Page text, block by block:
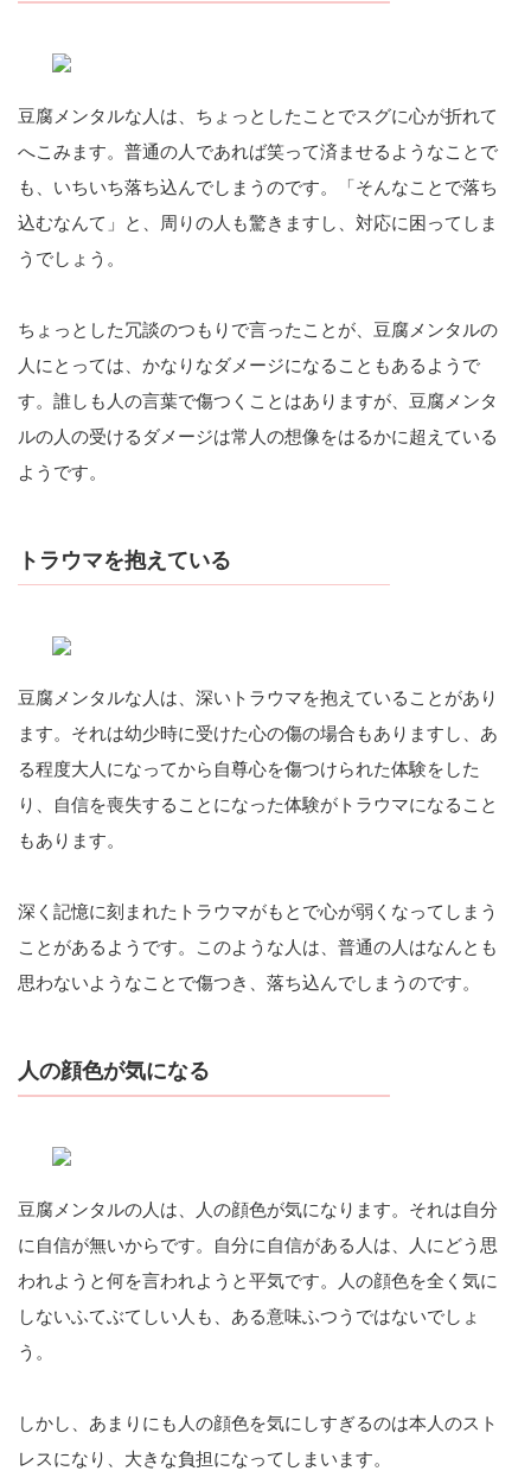
豆腐メンタルな人は、ちょっとしたことでスグに心が折れて
へこみます。普通の人であれば笑って済ませるようなことで
も、いちいち落ち込んでしまうのです。「そんなことで落ち
込むなんて」と、周りの人も驚きますし、対応に困ってしま
うでしょう。
ちょっとした冗談のつもりで言ったことが、豆腐メンタルの
人にとっては、かなりなダメージになることもあるようで
す。誰しも人の言葉で傷つくことはありますが、豆腐メンタ
ルの人の受けるダメージは常人の想像をはるかに超えている
ようです。
トラウマを抱えている
豆腐メンタルな人は、深いトラウマを抱えていることがあり
ます。それは幼少時に受けた心の傷の場合もありますし、あ
る程度大人になってから自尊心を傷つけられた体験をした
り、自信を喪失することになった体験がトラウマになること
もあります。
深く記憶に刻まれたトラウマがもとで心が弱くなってしまう
ことがあるようです。このような人は、普通の人はなんとも
思わないようなことで傷つき、落ち込んでしまうのです。
人の顔色が気になる
豆腐メンタルの人は、人の顔色が気になります。それは自分
に自信が無いからです。自分に自信がある人は、人にどう思
われようと何を言われようと平気です。人の顔色を全く気に
しないふてぶてしい人も、ある意味ふつうではないでしょ
う。
しかし、あまりにも人の顔色を気にしすぎるのは本人のスト
レスになり、大きな負担になってしまいます。